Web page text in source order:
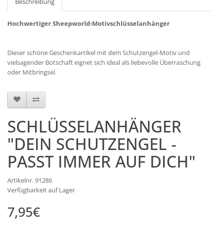
Hochwertiger Sheepworld-Motivschlüsselanhänger
Dieser schöne Geschenkartikel mit dem Schutzengel-Motiv und
vielsagender Botschaft eignet sich ideal als liebevolle Überraschung
oder Mitbringsel.
SCHLÜSSELANHÄNGER
"DEIN SCHUTZENGEL -
PASST IMMER AUF DICH"
Artikelnr. 91286
Verfügbarkeit auf Lager
7,95€